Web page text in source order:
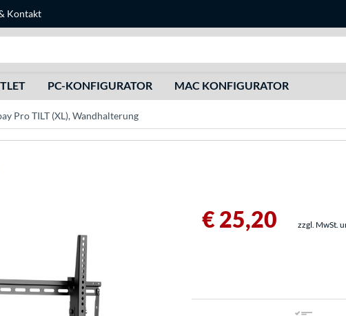
Kontakt
PC-KONFIGURATOR MAC KONFIGURATOR
Pro TILT (XL), Wandhalterung
€ 25,20 zzgl. MwSt.